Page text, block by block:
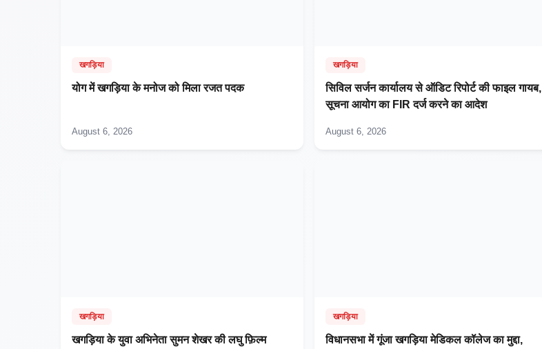
खगड़िया
​योग में खगड़िया के मनोज को मिला रजत पदक
August 6, 2026
खगड़िया
सिविल सर्जन कार्यालय से ऑडिट रिपोर्ट की फाइल गायब,
सूचना आयोग का FIR दर्ज करने का आदेश
August 6, 2026
खगड़िया
खगड़िया के युवा अभिनेता सुमन शेखर की लघु फ़िल्म
खगड़िया
विधानसभा में गूंजा खगड़िया मेडिकल कॉलेज का मुद्दा,